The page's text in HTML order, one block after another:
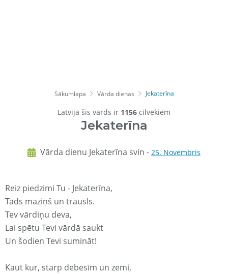
Sākumlapa Vārda dienas Jekaterīna
Latvijā šis vārds ir 1156 cilvēkiem
Jekaterīna
Vārda dienu Jekaterīna svin - 25. Novembris
Reiz piedzimi Tu - Jekaterīna,
Tāds maziņš un trausls.
Tev vārdiņu deva,
Lai spētu Tevi vārdā saukt
Un šodien Tevi sumināt!
Kaut kur, starp debesīm un zemi,